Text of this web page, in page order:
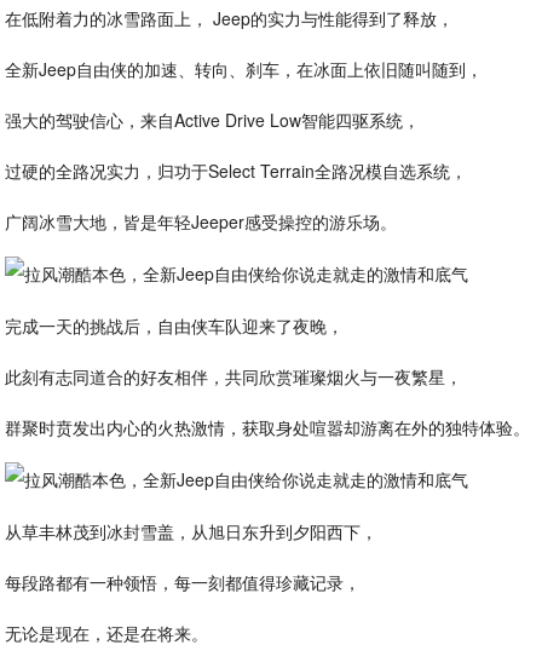
在低附着力的冰雪路面上， Jeep的实力与性能得到了释放，
全新Jeep自由侠的加速、转向、刹车，在冰面上依旧随叫随到，
强大的驾驶信心，来自Active Drive Low智能四驱系统，
过硬的全路况实力，归功于Select Terrain全路况模自选系统，
广阔冰雪大地，皆是年轻Jeeper感受操控的游乐场。
完成一天的挑战后，自由侠车队迎来了夜晚，
此刻有志同道合的好友相伴，共同欣赏璀璨烟火与一夜繁星，
群聚时贲发出内心的火热激情，获取身处喧嚣却游离在外的独特体验。
从草丰林茂到冰封雪盖，从旭日东升到夕阳西下，
每段路都有一种领悟，每一刻都值得珍藏记录，
无论是现在，还是在将来。